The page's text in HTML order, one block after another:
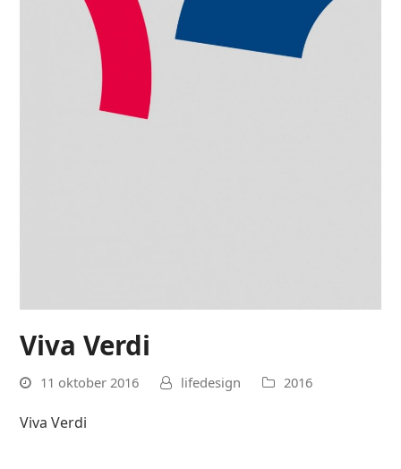
Viva Verdi
11 oktober 2016 lifedesign 2016
Viva Verdi